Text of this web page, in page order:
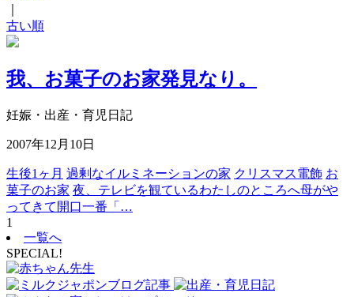
古い順
我、お菓子のお家発見なり。
妊娠・出産・育児日記
2007年12月10日
生後1ヶ月 過剰なイルミネーションの家 クリスマス電飾 お
菓子のお家 夜、テレビを観ているわたしのところへ母がや
ってきて開口一番「…
1
一覧へ
SPECIAL!